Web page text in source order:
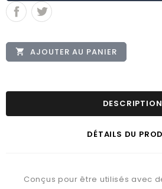
 AJOUTER AU PANIER
DESCRIPTION
DÉTAILS DU
Conçus pour être utilisés avec